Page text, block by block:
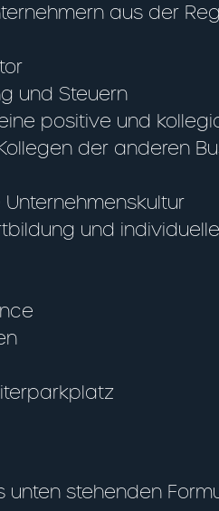
aus der
und Steuern
positive und
der anderen
und
stehenden